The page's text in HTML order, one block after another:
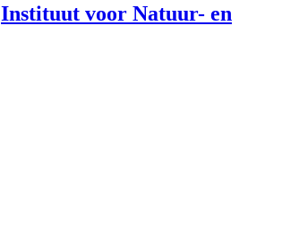
Instituut voor Natuur- en